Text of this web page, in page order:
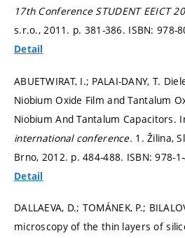
17th Conference STUDENT EEICT
s.r.o., 2011. p. 381-386. ISBN: 978-
Detail
ABUETWIRAT, I.; PALAI-DANY, T.
Niobium Oxide Film and Tantalum
Niobium And Tantalum Capacitors.
international conference. 1. Žilina,
Brno, 2012. p. 484-488. ISBN: 978-
Detail
DALLAEVA, D.; TOMÁNEK, P.;
microscopy of the thin layers of